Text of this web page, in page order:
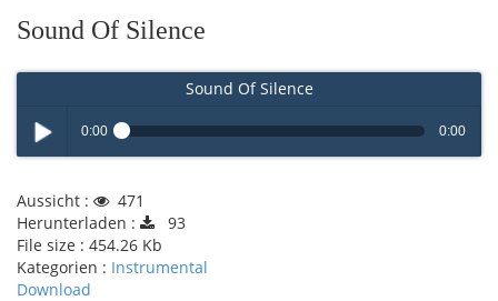
Sound Of Silence
Sound Of Silence
Play /
0:00 0:00
Aussicht :
471
Herunterladen :
93
File size : 454.26 Kb
Kategorien : Instrumental
Download